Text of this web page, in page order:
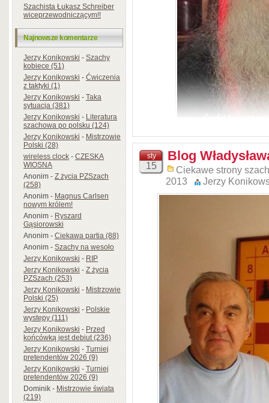
Szachista Łukasz Schreiber
wiceprzewodniczącym!!
Najnowsze komentarze
Jerzy Konikowski-Szachy
kobiece (51)
Jerzy Konikowski-Ćwiczenia
z taktyki (1)
Jerzy Konikowski-Taka
sytuacja (381)
Jerzy Konikowski-Literatura
szachowa po polsku (124)
Jerzy Konikowski-Mistrzowie
Polski (28)
wireless clock-CZESKA
WIOSNA
Anonim-Z życia PZSzach
(258)
Anonim-Magnus Carlsen
nowym królem!
Anonim-Ryszard
Gąsiorowski
Anonim-Ciekawa partia (88)
Anonim-Szachy na wesoło
Jerzy Konikowski-RIP
Jerzy Konikowski-Z życia
PZSzach (253)
Jerzy Konikowski-Mistrzowie
Polski (25)
Jerzy Konikowski-Polskie
występy (111)
Jerzy Konikowski-Przed
końcówką jest debiut (236)
Jerzy Konikowski-Turniej
pretendentów 2026 (9)
Jerzy Konikowski-Turniej
pretendentów 2026 (9)
Dominik-Mistrzowie świata
(219)
sty
15
Blog
Ciekawe strony
2013
Jerzy